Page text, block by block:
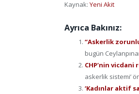
Kaynak: Yeni Akit
Ayrıca Bakınız:
“Askerlik
bugün
CHP’nin
askerlik sistemi’
‘Kadınlar aktif